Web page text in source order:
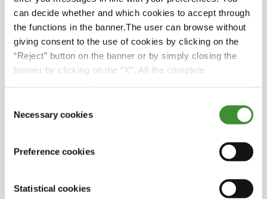
can decide whether and which cookies to accept through
the functions in the banner.The user can browse without
giving consent to the use of cookies by clicking on the
“Reject” button on the banner or by simply closing the
banner by clicking on the “X”. All the complete
Selection
Necessary cookies
Preference cookies
Statistical cookies
en 2020, lo que equivale a dos
bombas de Hiroshima cada
segundo.
Cada año, la
personas. La mala calidad del
África durante años, si no se